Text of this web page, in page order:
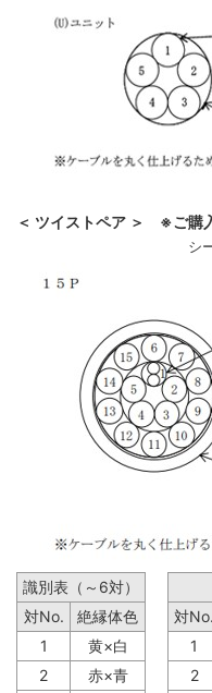
＜ ツイストペア ＞ ※ご購
シ
識別表（～6対）
対No.
絶縁体色
1
黄×白
2
赤×青
対No.
1
2